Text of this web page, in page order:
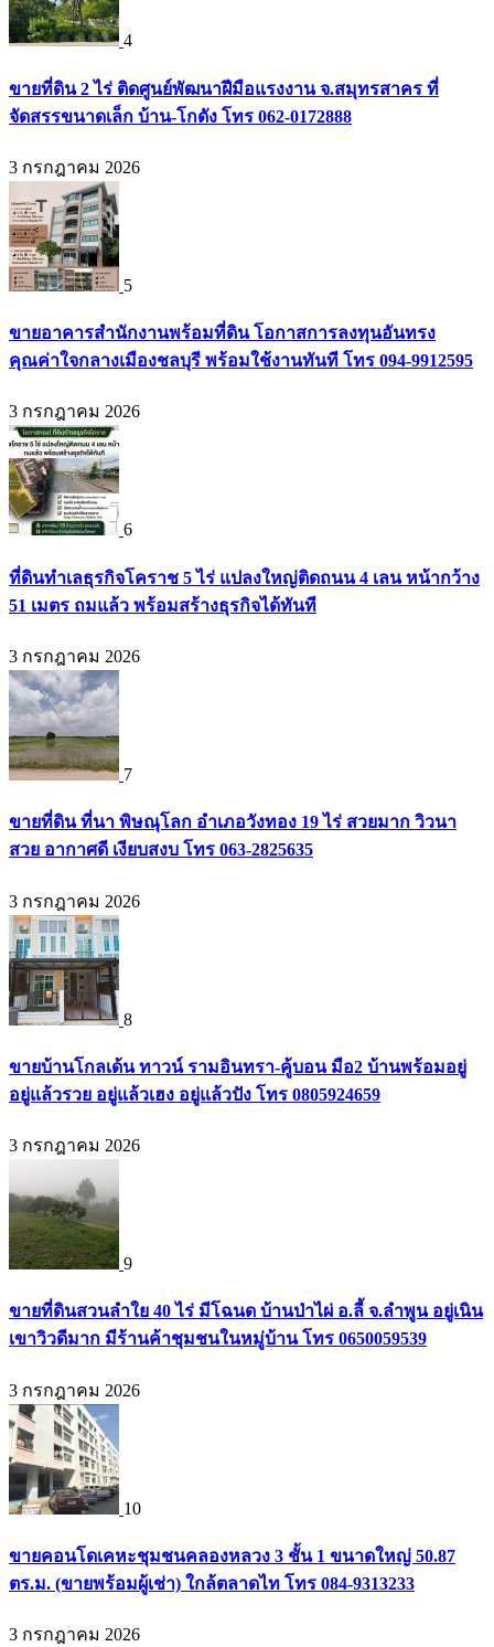
4
ขายที่ดิน 2 ไร่ ติดศูนย์พัฒนาฝีมือแรงงาน จ.สมุทรสาคร ที่
จัดสรรขนาดเล็ก บ้าน-โกดัง โทร 062-0172888
3 กรกฎาคม 2026
5
ขายอาคารสำนักงานพร้อมที่ดิน โอกาสการลงทุนอันทรง
คุณค่าใจกลางเมืองชลบุรี พร้อมใช้งานทันที โทร 094-9912595
3 กรกฎาคม 2026
6
ที่ดินทำเลธุรกิจโคราช 5 ไร่ แปลงใหญ่ติดถนน 4 เลน หน้ากว้าง
51 เมตร ถมแล้ว พร้อมสร้างธุรกิจได้ทันที
3 กรกฎาคม 2026
7
ขายที่ดิน ที่นา พิษณุโลก อำเภอวังทอง 19 ไร่ สวยมาก วิวนา
สวย อากาศดี เงียบสงบ โทร 063-2825635
3 กรกฎาคม 2026
8
ขายบ้านโกลเด้น ทาวน์ รามอินทรา-คู้บอน มือ2 บ้านพร้อมอยู่
อยู่แล้วรวย อยู่แล้วเฮง อยู่แล้วปัง โทร 0805924659
3 กรกฎาคม 2026
9
ขายที่ดินสวนลำใย 40 ไร่ มีโฉนด บ้านป่าไผ่ อ.ลี้ จ.ลำพูน อยู่เนิน
เขาวิวดีมาก มีร้านค้าชุมชนในหมู่บ้าน โทร 0650059539
3 กรกฎาคม 2026
10
ขายคอนโดเคหะชุมชนคลองหลวง 3 ชั้น 1 ขนาดใหญ่ 50.87
ตร.ม. (ขายพร้อมผู้เช่า) ใกล้ตลาดไท โทร 084-9313233
3 กรกฎาคม 2026